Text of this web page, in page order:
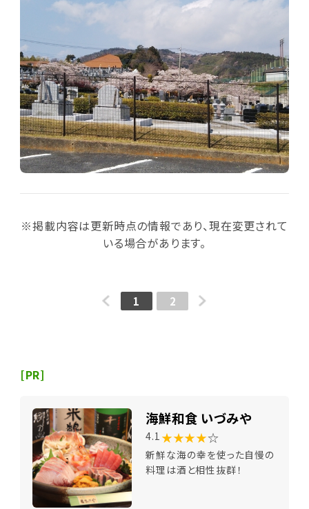
※掲載内容は更新時点の情報であり、現在変更されて
いる場合があります。
1 2
[PR]
海鮮和食 いづみや
4.1 ★★★★☆
新鮮な海の幸を使った自慢の
料理は酒と相性抜群！